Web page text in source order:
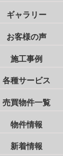
ギャラリー
お客様の声
施工事例
各種サービス
売買物件一覧
物件情報
新着情報